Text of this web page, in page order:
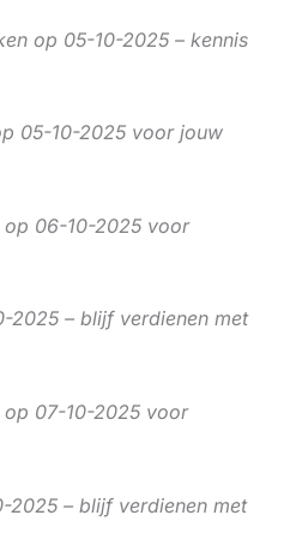
op 05-10-2025 – kennis
05-10-2025 voor jouw
06-10-2025 voor
2025 – blijf verdienen met
07-10-2025 voor
2025 – blijf verdienen met